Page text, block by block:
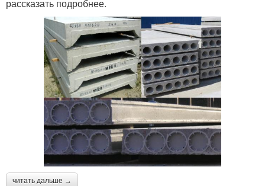
рассказать подробнее.
читать дальше →